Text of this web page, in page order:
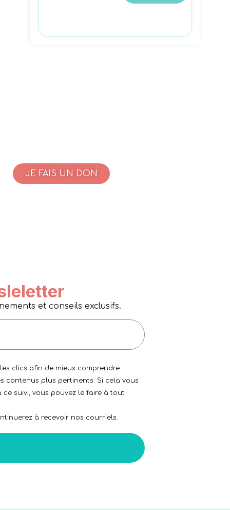
JE FAIS UN DON
et conseils exclusifs.
clics afin de mieux comprendre
contenus plus pertinents. Si cela vous
ce suivi, vous pouvez le faire à tout
à recevoir nos courriels.